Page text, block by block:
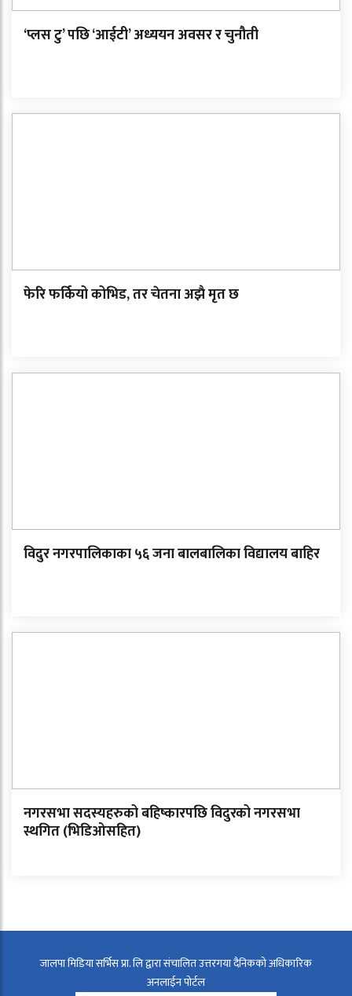
‘प्लस टु’ पछि ‘आईटी’ अध्ययन अवसर र चुनौती
फेरि फर्कियो कोभिड, तर चेतना अझै मृत छ
विदुर नगरपालिकाका ५६ जना बालबालिका विद्यालय बाहिर
नगरसभा सदस्यहरुको बहिष्कारपछि विदुरको नगरसभा
स्थगित (भिडिओसहित)
जालपा मिडिया सर्भिस प्रा. लि द्वारा संचालित उत्तरगया दैनिकको अधिकारिक
अनलाईन पोर्टल